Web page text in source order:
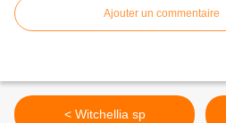
Ajouter un commentaire
< Witchellia sp